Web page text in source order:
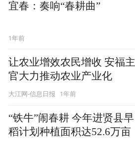
宜春：奏响“春耕曲”
1年前
让农业增效农民增收 安福主
官大力推动农业产业化
大江网-信息日报 1年前
“铁牛”闹春耕 今年进贤县早
稻计划种植面积达52.6万亩